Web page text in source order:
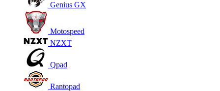
Genius GX
Motospeed
NZXT
Qpad
Rantopad